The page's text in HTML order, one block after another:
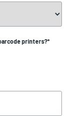
printers?*